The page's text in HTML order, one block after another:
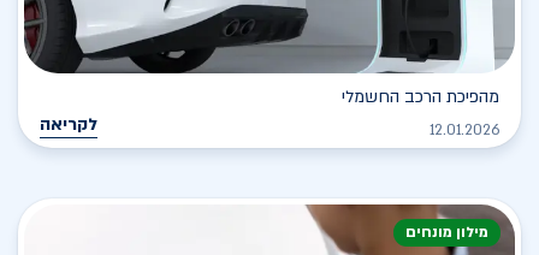
מהפיכת הרכב החשמלי
12.01.2026 לקריאה
מילון מונחים